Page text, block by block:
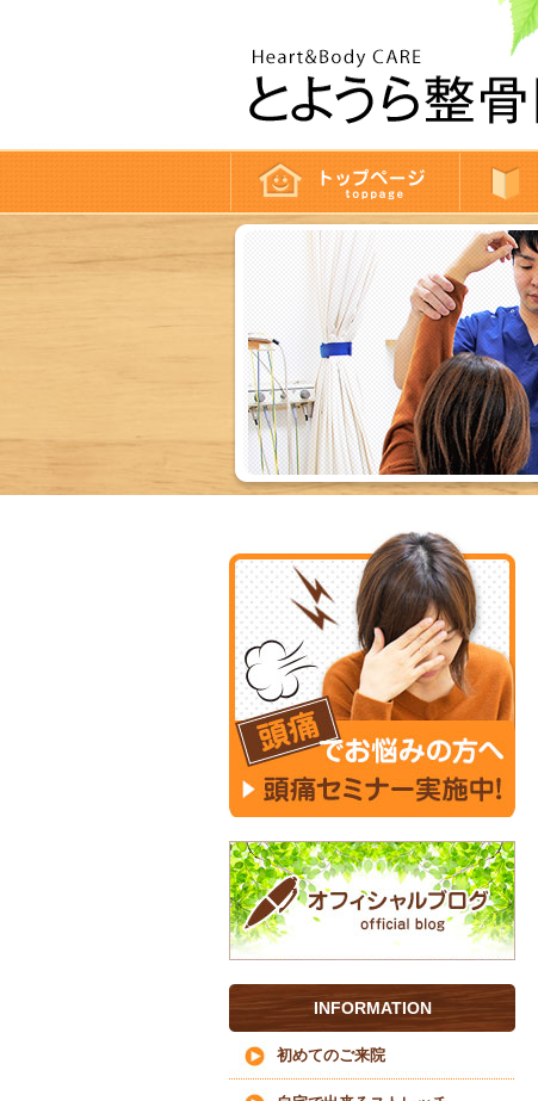
INFORMATION
初めてのご来院